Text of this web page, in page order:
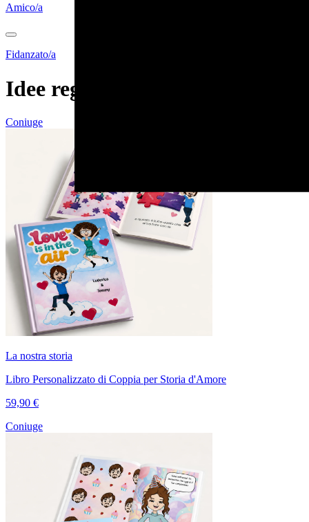
Amico/a
Fidanzato/a
Idee regalo personalizzabili
Coniuge
La nostra storia
Libro Personalizzato di Coppia per Storia d'Amore
59,90 €
Coniuge